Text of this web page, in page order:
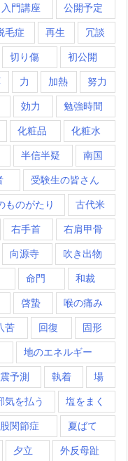
入門講座 公開予定
毛症 再生 冗談
切り傷 初公開
力 加熱 努力
効力 勉強時間
化粧品 化粧水
半信半疑 南国
受験生の皆さん
ものがたり 古代米
右手首 右肩甲骨
向源寺 吹き出物
命門 和裁
啓蟄 喉の痛み
苦 回復 固形
地のエネルギー
予測 執着 場
気を払う 塩をまく
関節症 夏ばて
夕立 外反母趾